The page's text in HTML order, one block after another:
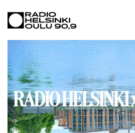
AJANKOHTAISTA
OHJELMAT
TEKIJÄT
ON-DEMAND
PODCAST